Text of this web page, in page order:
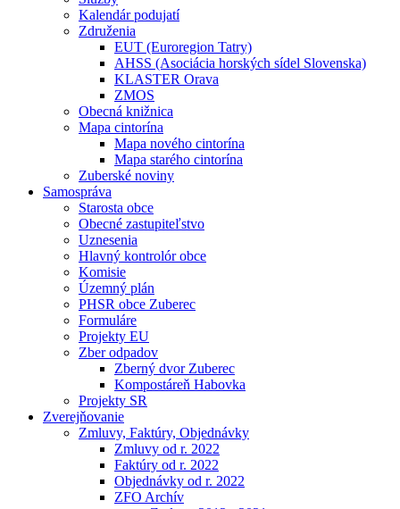
Kalendár podujatí
Združenia
EUT (Euroregion Tatry)
AHSS (Asociácia horských sídel Slovenska)
KLASTER Orava
ZMOS
Obecná knižnica
Mapa cintorína
Mapa nového cintorína
Mapa starého cintorína
Zuberské noviny
Samospráva
Starosta obce
Obecné zastupiteľstvo
Uznesenia
Hlavný kontrolór obce
Komisie
Územný plán
PHSR obce Zuberec
Formuláre
Projekty EU
Zber odpadov
Zberný dvor Zuberec
Kompostáreň Habovka
Projekty SR
Zverejňovanie
Zmluvy, Faktúry, Objednávky
Zmluvy od r. 2022
Faktúry od r. 2022
Objednávky od r. 2022
ZFO Archív